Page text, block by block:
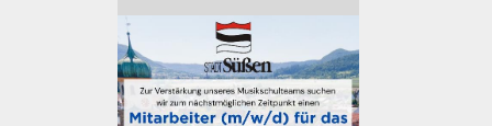
Fachteam Jugend